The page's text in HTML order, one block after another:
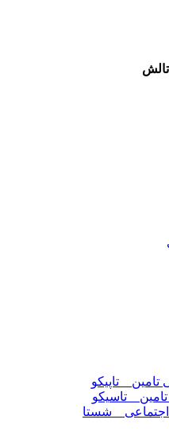
_ تاپیکو
_ تاسیکو
_ شستا